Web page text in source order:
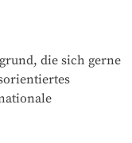
die sich gerne